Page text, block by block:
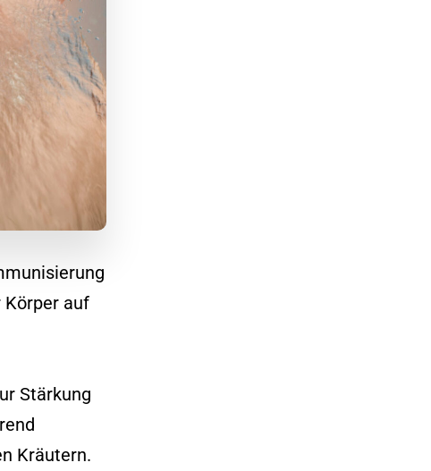
Körper auf
Stärkung
Kräutern.